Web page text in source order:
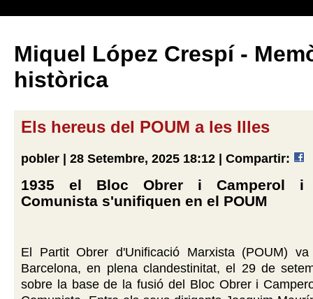
Miquel López Crespí -
històrica
Els hereus del POUM a les Illes
pobler | 28 Setembre, 2025 18:12 | Compartir:
1935 el Bloc Obrer i Camperol i
Comunista s'unifiquen en el POUM
El Partit Obrer d'Unificació Marxista (POUM)
Barcelona, en plena clandestinitat, el 29 de
sobre la base de la fusió del Bloc Obrer i